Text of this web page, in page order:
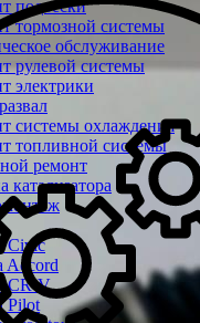
подвески
тормозной системы
обслуживание
рулевой системы
электрики
системы охлаждения
топливной системы
ремонт
катализатора
Civic
Accord
CR-V
Pilot